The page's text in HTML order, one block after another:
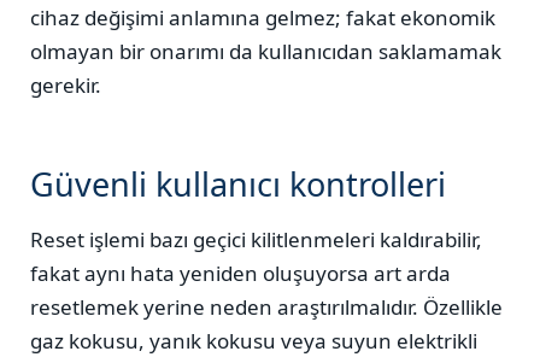
cihaz değişimi anlamına gelmez; fakat ekonomik
olmayan bir onarımı da kullanıcıdan saklamamak
gerekir.
Güvenli kullanıcı kontrolleri
Reset işlemi bazı geçici kilitlenmeleri kaldırabilir,
fakat aynı hata yeniden oluşuyorsa art arda
resetlemek yerine neden araştırılmalıdır. Özellikle
gaz kokusu, yanık kokusu veya suyun elektrikli